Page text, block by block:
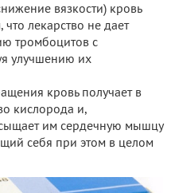
вязкости) кровь
что лекарство не дает
тромбоцитов с
улучшению их
кровь получает в
кислорода и,
им сердечную мышцу
себя при этом в целом